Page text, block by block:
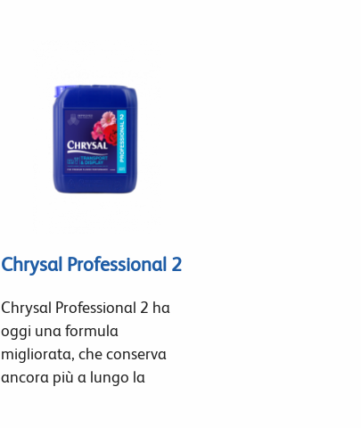
Chrysal Professional 2
Chrysal Professional 2 ha
oggi una formula
migliorata, che conserva
ancora più a lungo la